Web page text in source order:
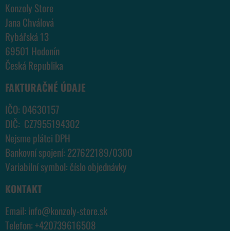
Konzoly Store
Jana Chválová
Rybářská 13
69501 Hodonín
Česká Republika
FAKTURAČNÉ ÚDAJE
IČO: 04630157
DIČ: CZ7955194302
Nejsme plátci DPH
Bankovní spojení: 227622189/0300
Variabilní symbol: číslo objednávky
KONTAKT
Email: info@konzoly-store.sk
Telefon:+420739616508